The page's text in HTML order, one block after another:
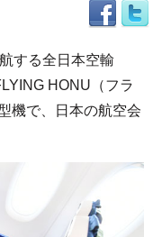
する全日本空輸
HONU（フラ
機で、日本の航空会